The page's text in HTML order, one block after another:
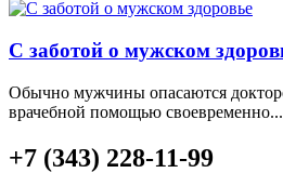
С заботой о мужском
Обычно мужчины опасаются
врачебной помощью своевременно...
+7 (343) 228-11-99